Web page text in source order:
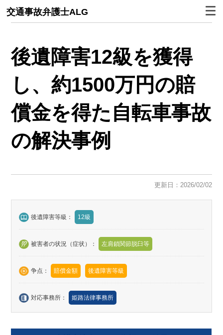
交通事故弁護士ALG
後遺障害12級を獲得
し、約1500万円の賠
償金を得た自転車事故
の解決事例
更新日：2026/02/02
後遺障害等級： 12級
被害者の状況（症状）： 左肩鎖関節脱臼等
争点： 賠償金額 後遺障害等級
対応事務所： 姫路法律事務所